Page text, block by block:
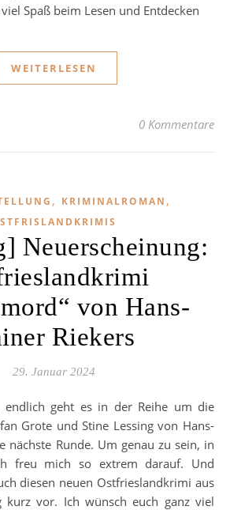
Spaß beim Lesen und Entdecken
WEITERLESEN
0 Kommentare
, KRIMINALROMAN ,
Neuerscheinung:
von Hans-
Riekers
29. Januar 2024
Grote und Stine Lessing von Hans-
nächste Runde. Um genau zu sein, in
freu mich so extrem darauf. Und
diesen neuen Ostfrieslandkrimi aus
kurz vor. Ich wünsch euch ganz viel